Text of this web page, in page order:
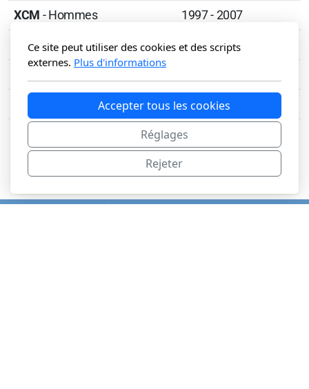
XCM - Hommes 1997 - 2007
XCM- Masters 1 1987 - 1996
1976 et +
Ce site peut utiliser des cookies et des scripts
externes. Plus d'informations
Accepter tous les cookies
Réglages
Rejeter